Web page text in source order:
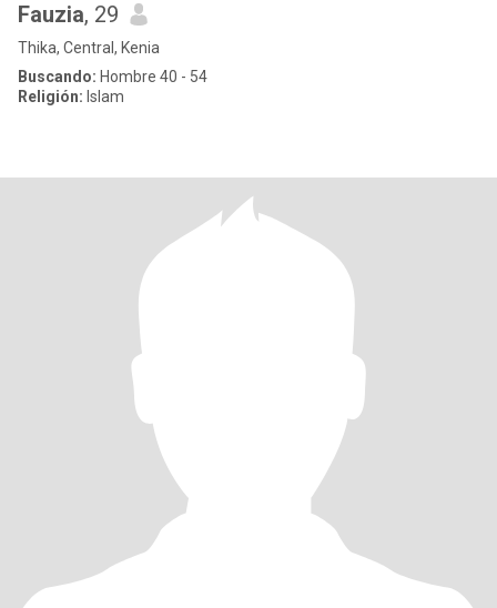
Fauzia, 29
Thika, Central, Kenia
Buscando: Hombre 40 - 54
Religión: Islam